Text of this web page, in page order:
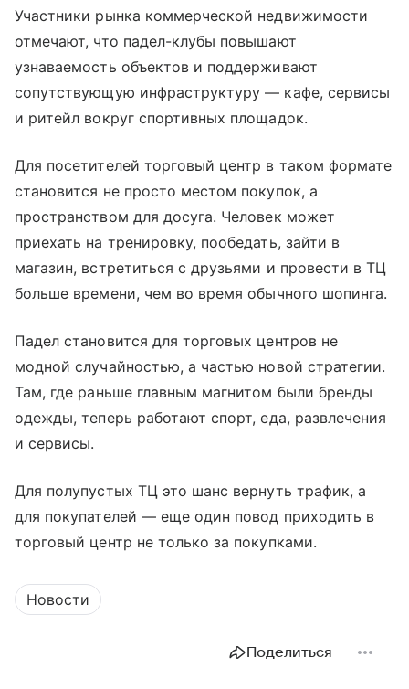
Участники рынка коммерческой недвижимости
отмечают, что падел-клубы повышают
узнаваемость объектов и поддерживают
сопутствующую инфраструктуру — кафе, сервисы
и ритейл вокруг спортивных площадок.
Для посетителей торговый центр в таком формате
становится не просто местом покупок, а
пространством для досуга. Человек может
приехать на тренировку, пообедать, зайти в
магазин, встретиться с друзьями и провести в ТЦ
больше времени, чем во время обычного шопинга.
Падел становится для торговых центров не
модной случайностью, а частью новой стратегии.
Там, где раньше главным магнитом были бренды
одежды, теперь работают спорт, еда, развлечения
и сервисы.
Для полупустых ТЦ это шанс вернуть трафик, а
для покупателей — еще один повод приходить в
торговый центр не только за покупками.
Новости
Поделиться